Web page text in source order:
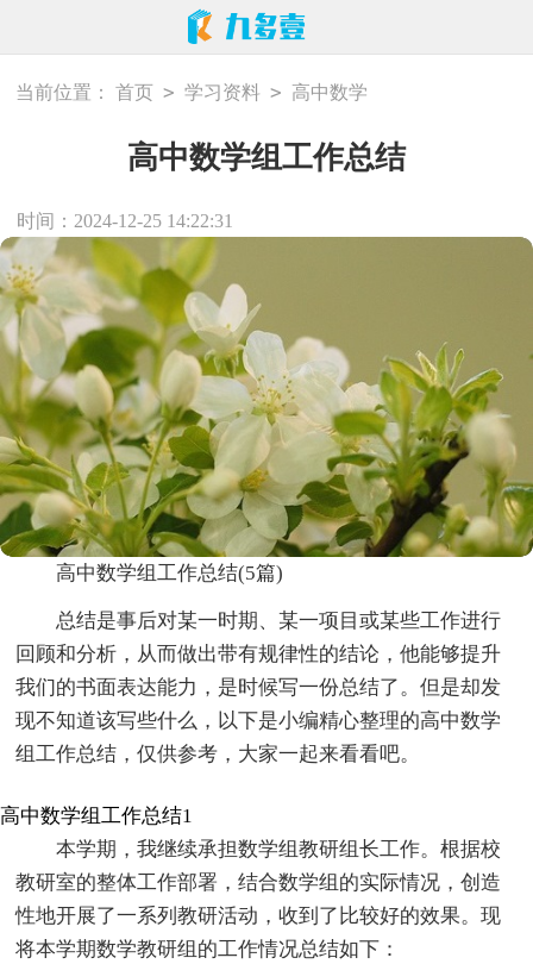
当前位置： 首页 > 学习资料 > 高中数学
高中数学组工作总结
时间：2024-12-25 14:22:31
高中数学组工作总结(5篇)
总结是事后对某一时期、某一项目或某些工作进行
回顾和分析，从而做出带有规律性的结论，他能够提升
我们的书面表达能力，是时候写一份总结了。但是却发
现不知道该写些什么，以下是小编精心整理的高中数学
组工作总结，仅供参考，大家一起来看看吧。
高中数学组工作总结1
本学期，我继续承担数学组教研组长工作。根据校
教研室的整体工作部署，结合数学组的实际情况，创造
性地开展了一系列教研活动，收到了比较好的效果。现
将本学期数学教研组的工作情况总结如下：